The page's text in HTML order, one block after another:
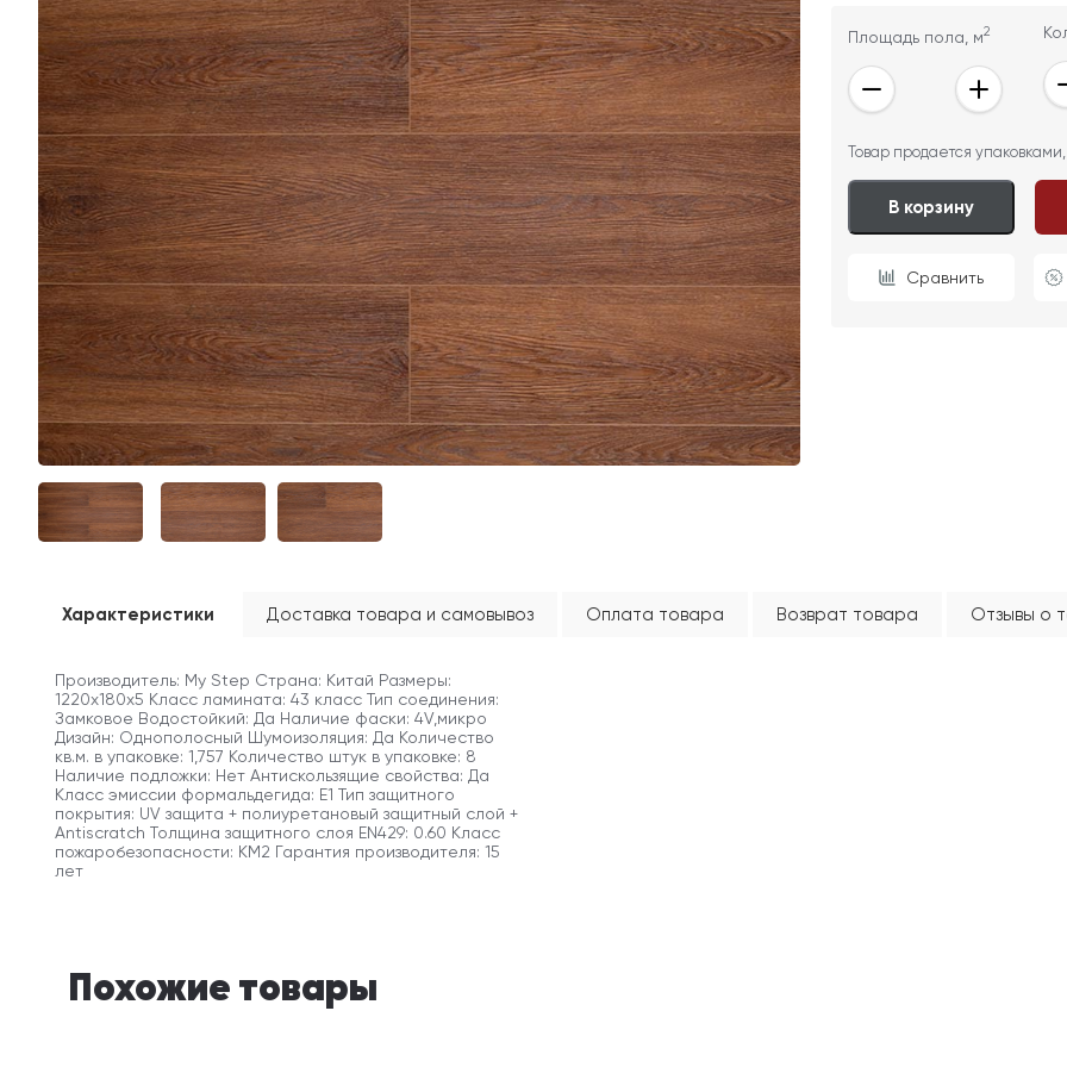
ОТПРАВИТЬ
Ваши данные не будут переданы третьим лицам
Площадь пола, м2
Товар продается
В корзину
Сравнить
Характеристики Доставка товара и самовывоз Оплата товара Возврат товара Отзывы о
Производитель: My Step Страна: Китай Размеры:
1220х180х5 Класс ламината: 43 класс Тип соединения:
Замковое Водостойкий: Да Наличие фаски: 4V,микро
Дизайн: Однополосный Шумоизоляция: Да Количество
кв.м. в упаковке: 1,757 Количество штук в упаковке: 8
Наличие подложки: Нет Антискользящие свойства: Да
Класс эмиссии формальдегида: E1 Тип защитного
покрытия: UV защита + полиуретановый защитный слой +
Antiscratch Толщина защитного слоя EN429: 0.60 Класс
пожаробезопасности: КМ2 Гарантия производителя: 15
лет
Похожие товары